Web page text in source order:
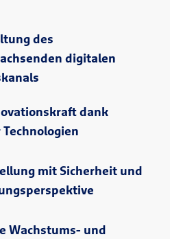
des
digitalen
dank
mit Sicherheit und
Wachstums- und